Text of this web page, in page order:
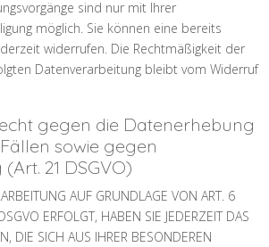
sind nur mit Ihrer
möglich. Sie können eine bereits
widerrufen. Die Rechtmäßigkeit der
Datenverarbeitung bleibt vom Widerruf
gegen die Datenerhebung
sowie gegen
21 DSGVO)
AUF GRUNDLAGE VON ART. 6
ERFOLGT, HABEN SIE JEDERZEIT DAS
DIE SICH AUS IHRER BESONDEREN